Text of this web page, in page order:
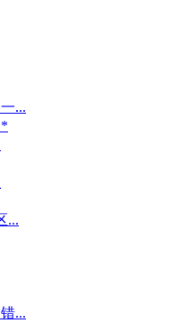
...
...
...